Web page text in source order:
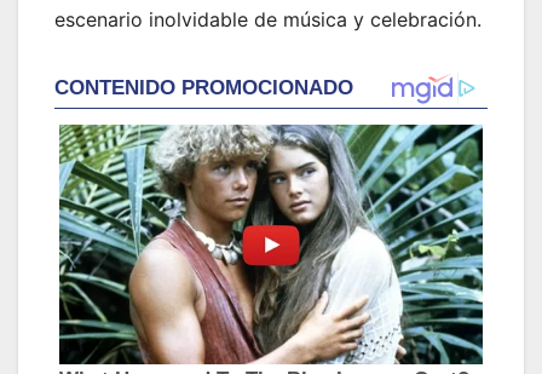
escenario inolvidable de música y celebración.